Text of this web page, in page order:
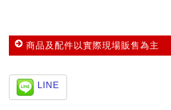
商品及配件以實際現場販售為主
LINE